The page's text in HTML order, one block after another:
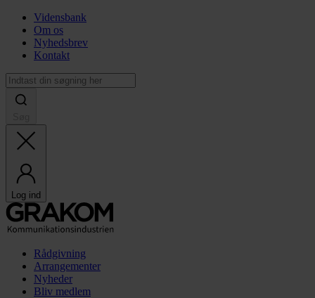
Vidensbank
Om os
Nyhedsbrev
Kontakt
Log ind
Rådgivning
Arrangementer
Nyheder
Bliv medlem